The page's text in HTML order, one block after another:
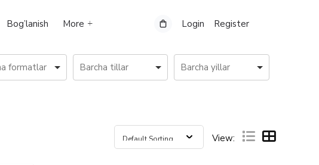
Bog’lanish More Login Register
View: